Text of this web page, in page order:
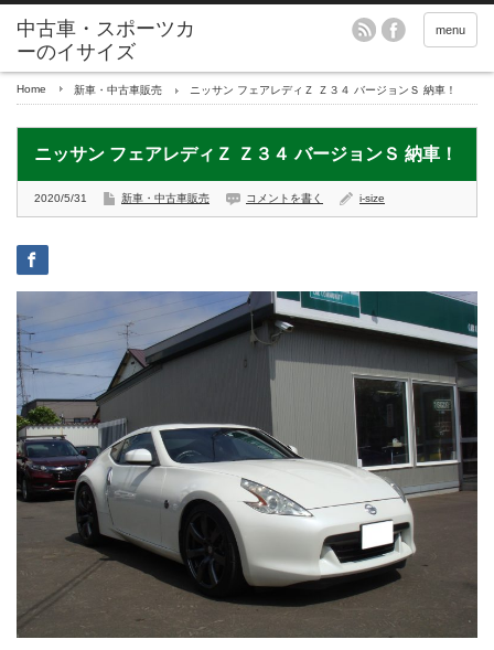
menu
Home 新車・中古車販売 ニッサン フェアレディＺ Ｚ３４ バージョンＳ 納車！
ニッサン フェアレディＺ Ｚ３４ バージョンＳ 納車！
2020/5/31 新車・中古車販売 コメントを書く i-size